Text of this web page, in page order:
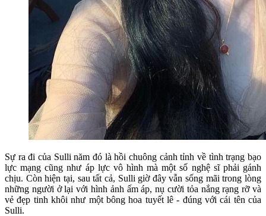
Sự ra đi của Sulli năm đó là hồi chuông cảnh tỉnh về tình trạng bạo
lực mạng cũng như áp lực vô hình mà một số nghệ sĩ phải gánh
chịu. Còn hiện tại, sau tất cả, Sulli giờ đây vẫn sống mãi trong lòng
những người ở lại với hình ảnh ấm áp, nụ cười tỏa nắng rạng rỡ và
vẻ đẹp tinh khôi như một bông hoa tuyết lê - đúng với cái tên của
Sulli.